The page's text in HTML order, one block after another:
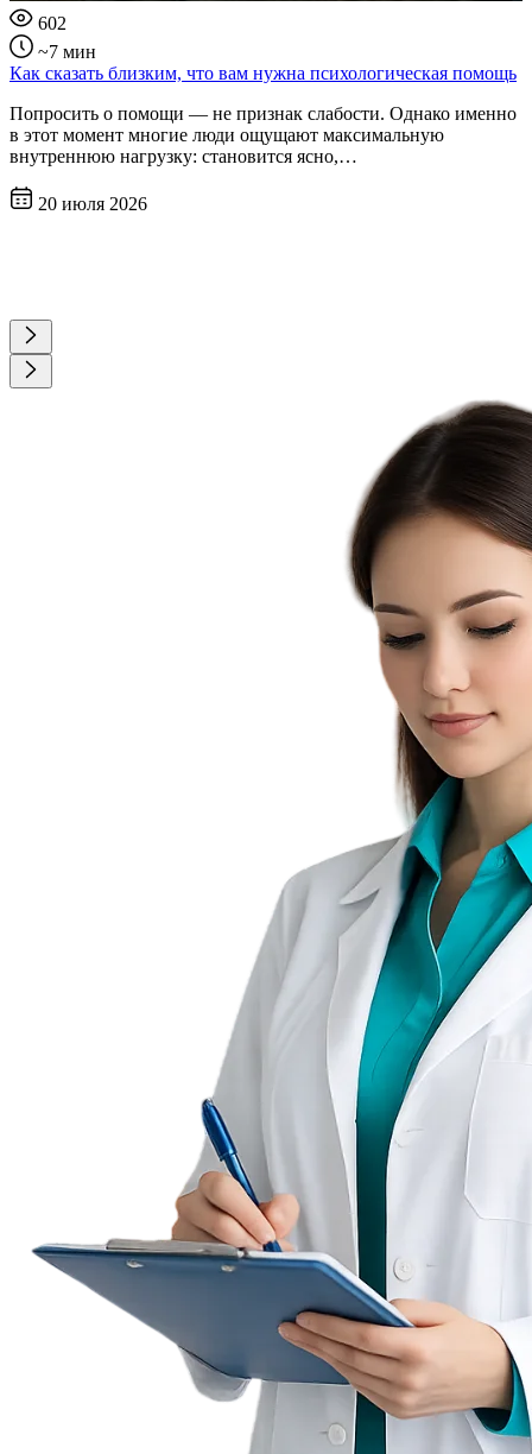
602
~7 мин
Как сказать близким, что вам нужна психологическая помощь
Попросить о помощи — не признак слабости. Однако именно
в этот момент многие люди ощущают максимальную
внутреннюю нагрузку: становится ясно,…
20 июля 2026